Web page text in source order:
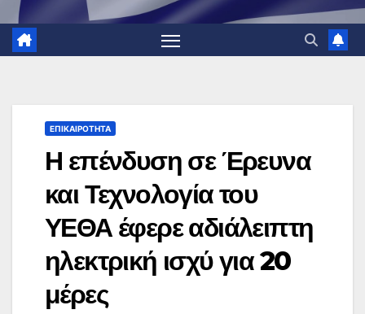
ΕΠΙΚΑΙΡΌΤΗΤΑ
Η επένδυση σε Έρευνα
και Τεχνολογία του
ΥΕΘΑ έφερε αδιάλειπτη
ηλεκτρική ισχύ για 20
μέρες